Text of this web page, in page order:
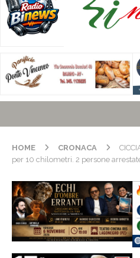
HOME CRONACA
per 10 chilometri. 2 persone